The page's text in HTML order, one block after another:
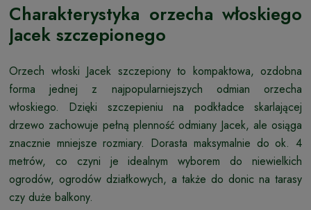
Charakterystyka orzecha włoskiego
Jacek szczepionego
Orzech włoski Jacek szczepiony to kompaktowa, ozdobna
forma jednej z najpopularniejszych odmian orzecha
włoskiego. Dzięki szczepieniu na podkładce skarlającej
drzewo zachowuje pełną plenność odmiany Jacek, ale osiąga
znacznie mniejsze rozmiary. Dorasta maksymalnie do ok. 4
metrów, co czyni je idealnym wyborem do niewielkich
ogrodów, ogrodów działkowych, a także do donic na tarasy
czy duże balkony.